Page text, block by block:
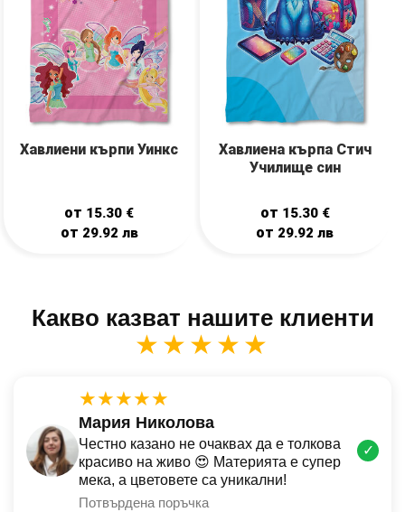
Хавлиени кърпи Уинкс
от 15.30 €
от 29.92 лв
Хавлиена кърпа Стич
Училище син
от 15.30 €
от 29.92лв
Какво казват нашите клиенти
★★★★★
★★★★★
Мария Николова
Честно казано не очаквах да е толкова
красиво на живо 😍 Материята е супер
мека, а цветовете са уникални!
Потвърдена поръчка
✓